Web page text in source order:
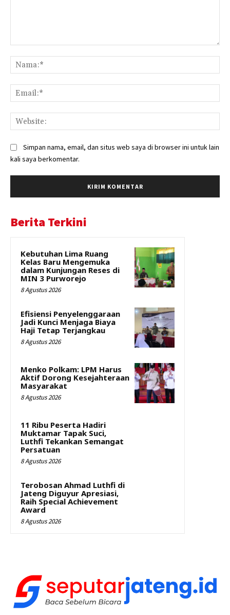
Simpan nama, email, dan situs web saya di browser ini untuk lain
kali saya berkomentar.
Berita Terkini
Kebutuhan Lima Ruang
Kelas Baru Mengemuka
dalam Kunjungan Reses di
MIN 3 Purworejo
8 Agustus 2026
Efisiensi Penyelenggaraan
Jadi Kunci Menjaga Biaya
Haji Tetap Terjangkau
8 Agustus 2026
Menko Polkam: LPM Harus
Aktif Dorong Kesejahteraan
Masyarakat
8 Agustus 2026
11 Ribu Peserta Hadiri
Muktamar Tapak Suci,
Luthfi Tekankan Semangat
Persatuan
8 Agustus 2026
Terobosan Ahmad Luthfi di
Jateng Diguyur Apresiasi,
Raih Special Achievement
Award
8 Agustus 2026